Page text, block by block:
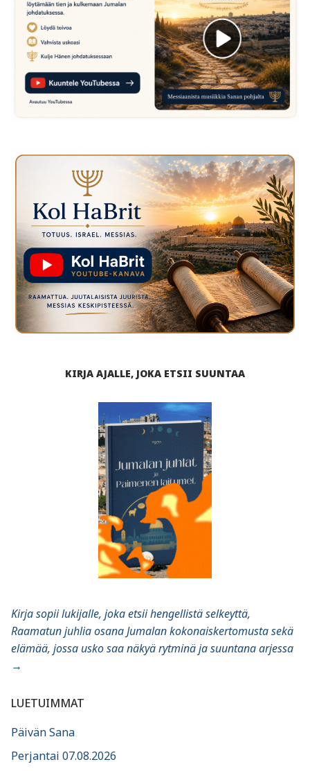
KIRJA AJALLE, JOKA ETSII SUUNTAA
Kirja sopii lukijalle, joka etsii hengellistä selkeyttä,
Raamatun juhlia osana Jumalan kokonaiskertomusta sekä
elämää, jossa usko saa näkyä rytminä ja suuntana arjessa
→
LUETUIMMAT
Päivän Sana
Perjantai 07.08.2026